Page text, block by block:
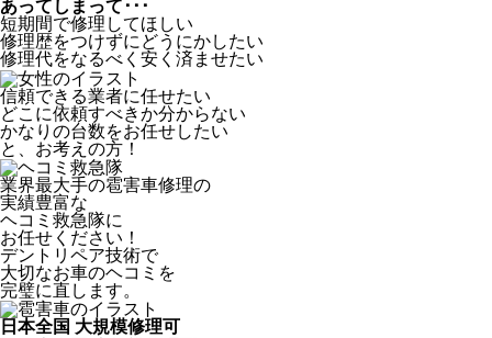
あってしまって･･･
短期間で修理してほしい
修理歴をつけずにどうにかしたい
修理代をなるべく安く済ませたい
信頼できる業者に任せたい
どこに依頼すべきか分からない
かなりの台数をお任せしたい
と、お考えの方！
業界最大手の雹害車修理の
実績豊富な
ヘコミ救急隊に
お任せください！
デントリペア技術で
大切なお車のヘコミを
完璧に直します。
日本全国 大規模修理可